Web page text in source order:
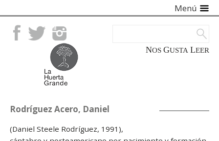
Facebook TwitterInstagram
NOS GUSTA LEER
Menú
Rodríguez Acero, Daniel
(Daniel Steele Rodríguez, 1991),